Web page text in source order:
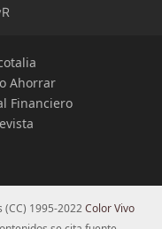
Ahorrar
Financiero
1995-2022Color Vivo